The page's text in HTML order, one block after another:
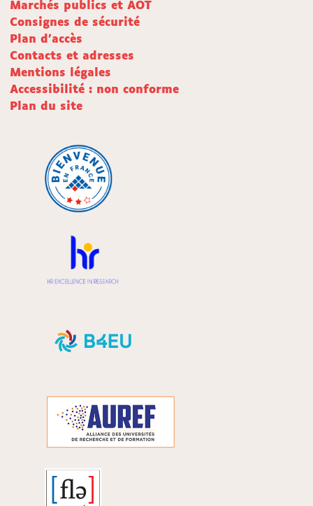
Marchés publics et AOT
Consignes de sécurité
Plan d'accès
Contacts et adresses
Mentions légales
Accessibilité : non conforme
Plan du site